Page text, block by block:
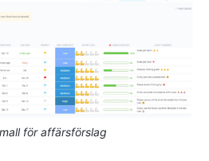
för affärsförslag